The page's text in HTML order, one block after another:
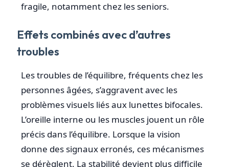
fragile, notamment chez les seniors.
Effets combinés avec d’autres
troubles
Les troubles de l’équilibre, fréquents chez les
personnes âgées, s’aggravent avec les
problèmes visuels liés aux lunettes bifocales.
L’oreille interne ou les muscles jouent un rôle
précis dans l’équilibre. Lorsque la vision
donne des signaux erronés, ces mécanismes
se dérèglent. La stabilité devient plus difficile